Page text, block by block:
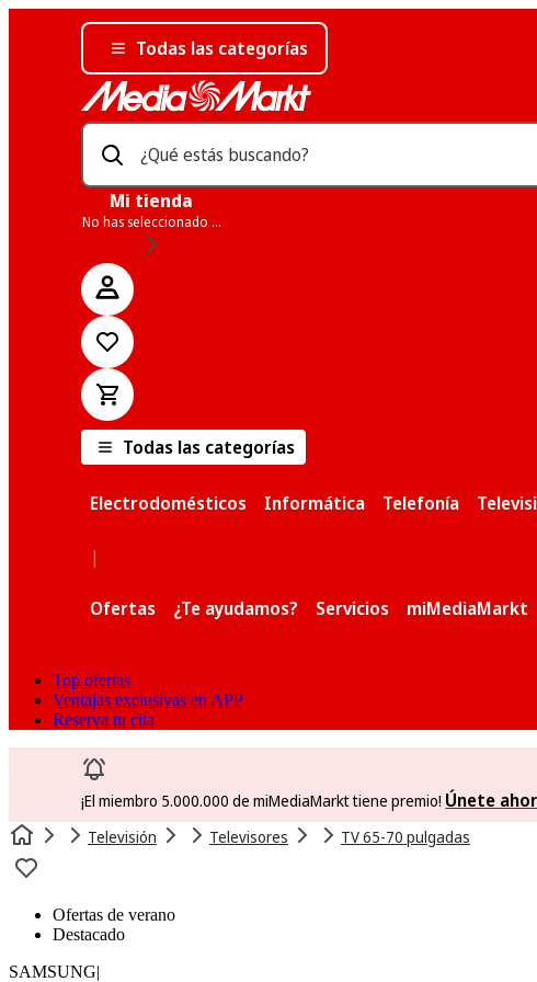
Todas las categorías
¿Qué estás buscando?
Mi tienda
No has seleccionado una tienda
Todas las categorías
Electrodomésticos Informática Telefonía
|
Ofertas ¿Te ayudamos? Servicios miMediaMarkt
Top ofertas
Ventajas exclusivas en APP
Reserva tu cita
¡El miembro 5.000.000 de miMediaMarkt tiene premio! Únete
Televisión Televisores TV 65-70 pulgadas
Ofertas de verano
Destacado
SAMSUNG|